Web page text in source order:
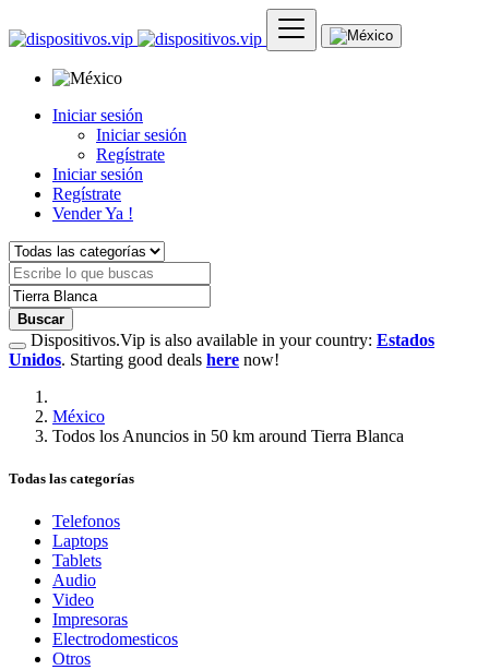
Iniciar sesión
Iniciar sesión
Regístrate
Iniciar sesión
Regístrate
Vender Ya !
Buscar
Dispositivos.Vip is also available in your country: Estados
Unidos. Starting good deals here now!
México
Todos los Anuncios in 50 km around Tierra Blanca
Todas las categorías
Telefonos
Laptops
Tablets
Audio
Video
Impresoras
Electrodomesticos
Otros